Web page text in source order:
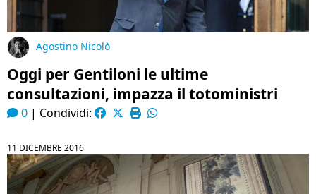
Agostino Nicolò
Oggi per Gentiloni le ultime
consultazioni, impazza il totoministri
0 | Condividi:
11 DICEMBRE 2016